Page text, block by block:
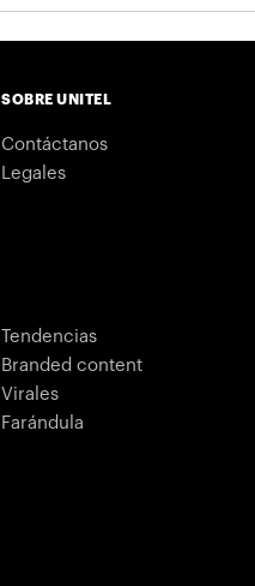
SOBRE UNITEL
Contáctanos
Legales
Tendencias
Branded content
Virales
Farándula